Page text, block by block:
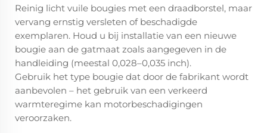
Reinig licht vuile bougies met een draadborstel, maar
vervang ernstig versleten of beschadigde
exemplaren. Houd u bij installatie van een nieuwe
bougie aan de gatmaat zoals aangegeven in de
handleiding (meestal 0,028–0,035 inch).
Gebruik het type bougie dat door de fabrikant wordt
aanbevolen – het gebruik van een verkeerd
warmteregime kan motorbeschadigingen
veroorzaken.